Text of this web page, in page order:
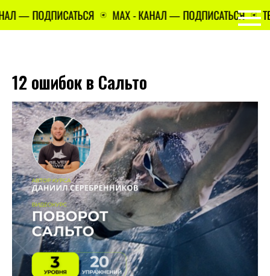
— ПОДПИСАТЬСЯ MAX - КАНАЛ — ПОДПИСАТЬСЯ
12 ошибок в Сальто